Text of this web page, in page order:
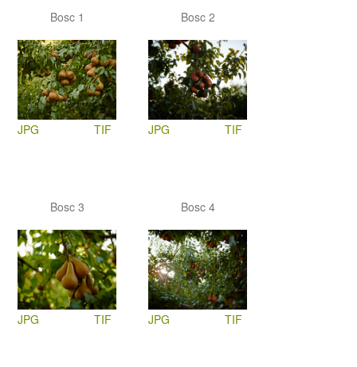
Bosc 1
JPG TIF
Bosc 2
JPG TIF
Bosc 3
JPG TIF
Bosc 4
JPG TIF